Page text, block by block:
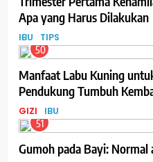
Apa yang Harus Dilakukan
IBU TIPS
50
Manfaat Labu Kuning
Pendukung Tumbuh
GIZI IBU
51
Gumoh pada Bayi: Normal